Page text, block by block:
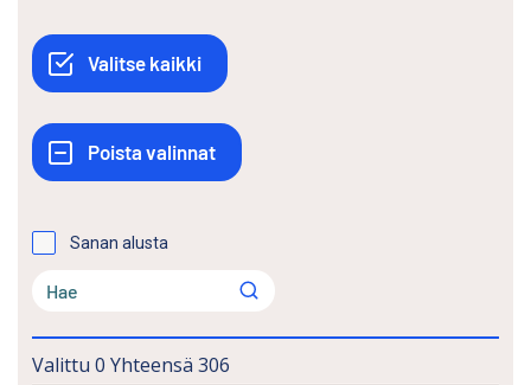
Sanan alusta
Valittu 0 Yhteensä 306